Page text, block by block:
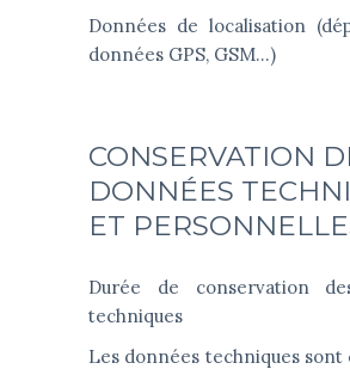
Données de localisation
données GPS, GSM…)
CONSERVATION
DONNÉES
ET
Durée de conservation
techniques
Les données techniques sont